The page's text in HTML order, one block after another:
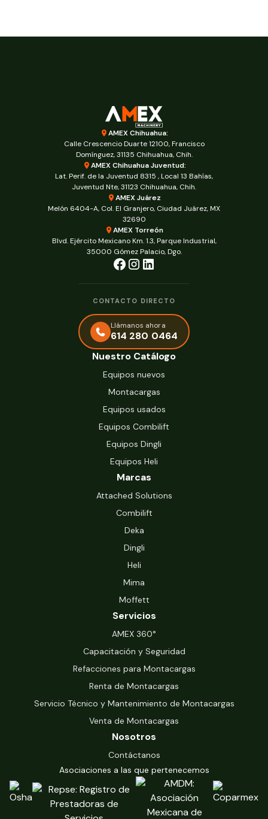
AMEX Chihuahua:
Calle Crescencio Duarte 12100, Francisco
Domínguez, 31135 Chihuahua, Chih.
AMEX Chihuahua Juventud:
Lat. Perif. de la Juventud 8315 , Local 13 Bahías,
Juventud Nte, 31123 Chihuahua, Chih.
AMEX Juárez
Melón 6404-A, Col. El Granjero, Ciudad Juárez, MX
32690
AMEX Torreón
Blvd. Ejército Mexicano Km. 1.3, Parque Industrial,
35000 Gómez Palacio, Dgo.
CONTACTO DIRECTO
Llámanos ahora
614 280 0464
Nuestro Catálogo
Equipos nuevos
Montacargas
Equipos usados
Equipos Combilift
Equipos Dingli
Equipos Heli
Marcas
Attached Solutions
Combilift
Deka
Dingli
Heli
Mima
Moffett
Servicios
‍AMEX 360°
Capacitación y Seguridad
Refacciones para Montacargas
Renta de Montacargas
Servicio Técnico y Mantenimiento de Montacargas
Venta de Montacargas
Nosotros
Contáctanos
Asociaciones a las que pertenecemos